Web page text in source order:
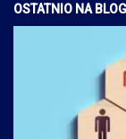
OSTATNIO NA